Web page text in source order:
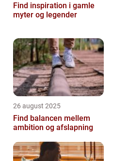
Find inspiration i gamle
myter og legender
26 august 2025
Find balancen mellem
ambition og afslapning